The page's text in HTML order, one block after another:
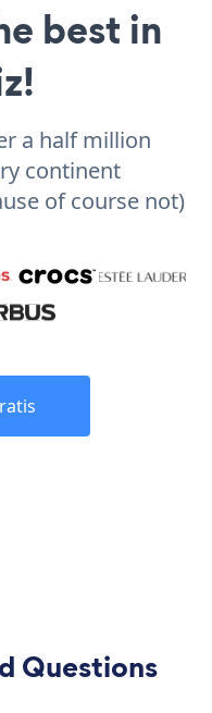
best in
a half million
continent
of course not)
Questions